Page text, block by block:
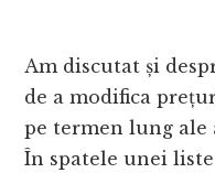
Am discutat și
de a modifica
pe termen lung ale
În spatele unei